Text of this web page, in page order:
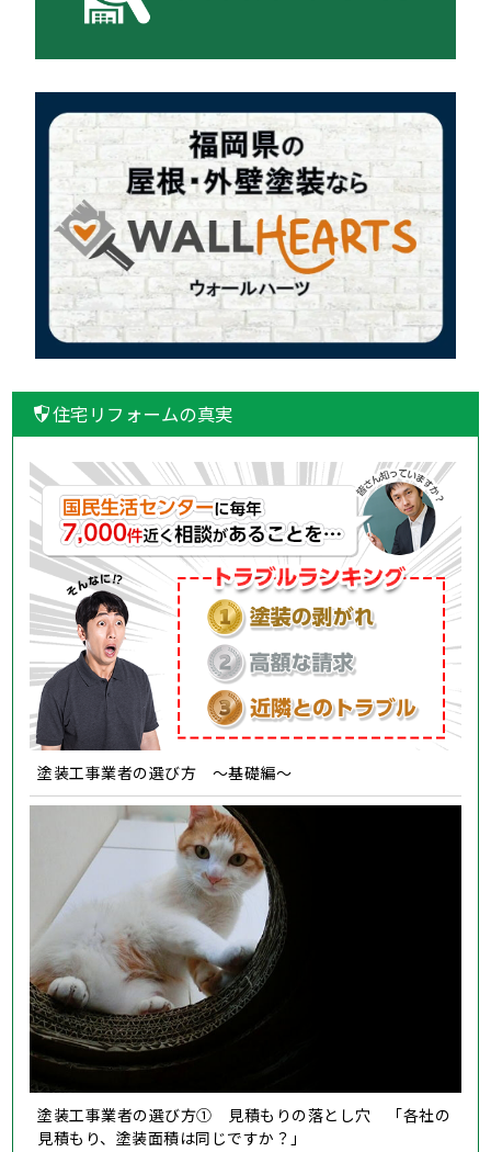
住宅リフォームの真実
塗装工事業者の選び方 ～基礎編～
塗装工事業者の選び方① 見積もりの落とし穴 「各社の
見積もり、塗装面積は同じですか？」